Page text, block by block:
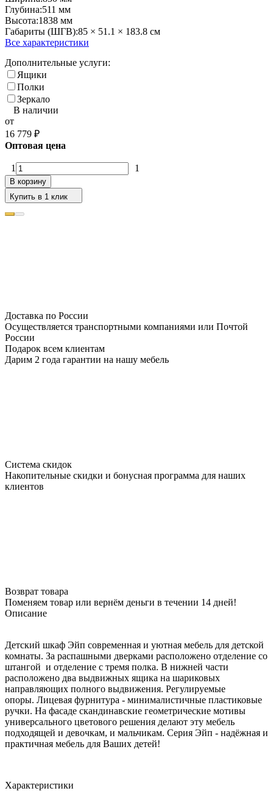
Глубина:511 мм
Высота:1838 мм
Габариты (ШГВ):85 × 51.1 × 183.8 см
Все характеристики
Дополнительные услуги:
Ящики
Полки
Зеркало
В наличии
от
16 779 ₽
Оптовая цена
1 1
В корзину
Купить в 1 клик
Доставка по России
Осуществляется транспортными компаниями или Почтой
России
Подарок всем клиентам
Дарим 2 года гарантии на нашу мебель
Система скидок
Накопительные скидки и бонусная программа для наших
клиентов
Возврат товара
Поменяем товар или вернём деньги в течении 14 дней!
Описание
Детский шкаф Эйп современная и уютная мебель для детской
комнаты. За распашными дверками расположено отделение со
штангой и отделение с тремя полка. В нижней части
расположено два выдвижных ящика на шариковых
направляющих полного выдвижения. Регулируемые
опоры. Лицевая фурнитура - минималистичные пластиковые
ручки. На фасаде скандинавские геометрические мотивы
универсального цветового решения делают эту мебель
подходящей и девочкам, и мальчикам. Серия Эйп - надёжная и
практичная мебель для Ваших детей!
Характеристики